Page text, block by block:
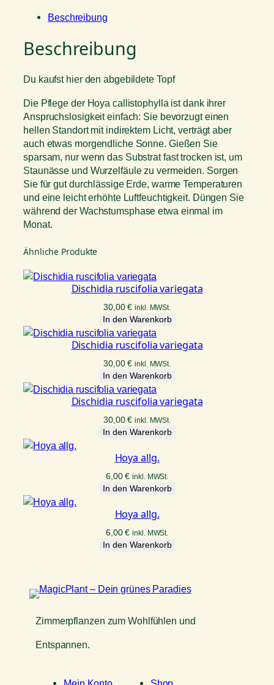
Beschreibung
Beschreibung
Du kaufst hier den abgebildete Topf
Die Pflege der Hoya callistophylla ist dank ihrer
Anspruchslosigkeit einfach: Sie bevorzugt einen
hellen Standort mit indirektem Licht, verträgt aber
auch etwas morgendliche Sonne. Gießen Sie
sparsam, nur wenn das Substrat fast trocken ist, um
Staunässe und Wurzelfäule zu vermeiden. Sorgen
Sie für gut durchlässige Erde, warme Temperaturen
und eine leicht erhöhte Luftfeuchtigkeit. Düngen Sie
während der Wachstumsphase etwa einmal im
Monat.
Ähnliche Produkte
Dischidia ruscifolia variegata
30,00€ inkl. MWSt.
In den Warenkorb
Dischidia ruscifolia variegata
30,00€ inkl. MWSt.
In den Warenkorb
Dischidia ruscifolia variegata
30,00€ inkl. MWSt.
In den Warenkorb
Hoya allg.
6,00€ inkl. MWSt.
In den Warenkorb
Hoya allg.
6,00€ inkl. MWSt.
In den Warenkorb
Zimmerpflanzen zum Wohlfühlen und
Entspannen.